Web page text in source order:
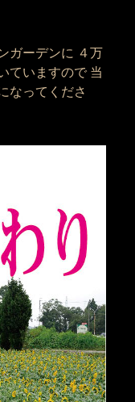
ガーデンに ４万
ていますので 当
なってくださ